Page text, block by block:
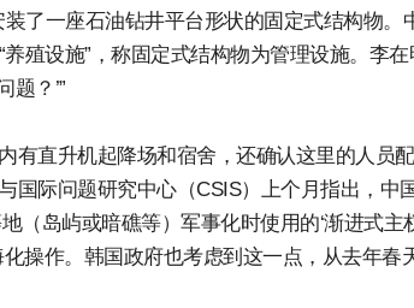
了一座石油钻井平台形状的固定式结构物
养殖设施”，称固定式结构物为管理设施。李
题？’”
有直升机起降场和宿舍，还确认这里的人员
国际问题研究中心（CSIS）上个月指出，中
地（岛屿或暗礁等）军事化时使用的‘渐进式
操作。韩国政府也考虑到这一点，从去年春